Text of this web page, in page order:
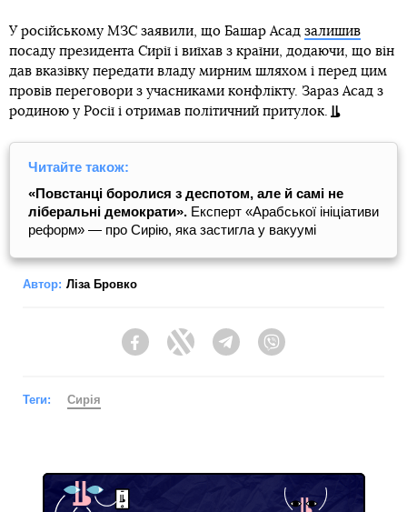
У російському МЗС заявили, що Башар Асад залишив
посаду президента Сирії і виїхав з країни, додаючи, що він
дав вказівку передати владу мирним шляхом і перед цим
провів переговори з учасниками конфлікту. Зараз Асад з
родиною у Росії і отримав політичний притулок.
Читайте також:
«Повстанці боролися з деспотом, але й самі не
ліберальні демократи». Експерт «Арабської ініціативи
реформ» — про Сирію, яка застигла у вакуумі
Автор: Ліза Бровко
FacebookTwitter Telegram
Теги: Сирія